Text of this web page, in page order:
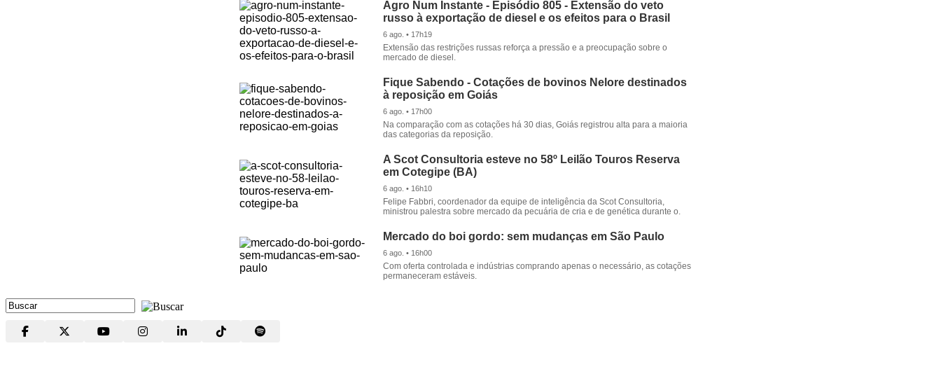
Agro Num Instante - Episódio 805 - Extensão do veto
russo à exportação de diesel e os efeitos para o Brasil
6 ago. • 17h19
Extensão das restrições russas reforça a pressão e a preocupação sobre o
mercado de diesel.
Fique Sabendo - Cotações de bovinos Nelore destinados
à reposição em Goiás
6 ago. • 17h00
Na comparação com as cotações há 30 dias, Goiás registrou alta para a maioria
das categorias da reposição.
A Scot Consultoria esteve no 58º Leilão Touros Reserva
em Cotegipe (BA)
6 ago. • 16h10
Felipe Fabbri, coordenador da equipe de inteligência da Scot Consultoria,
ministrou palestra sobre mercado da pecuária de cria e de genética durante o.
Mercado do boi gordo: sem mudanças em São Paulo
6 ago. • 16h00
Com oferta controlada e indústrias comprando apenas o necessário, as cotações
permaneceram estáveis.